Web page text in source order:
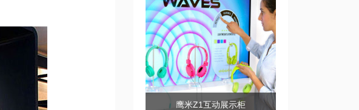
鹰米Z1互动展示柜